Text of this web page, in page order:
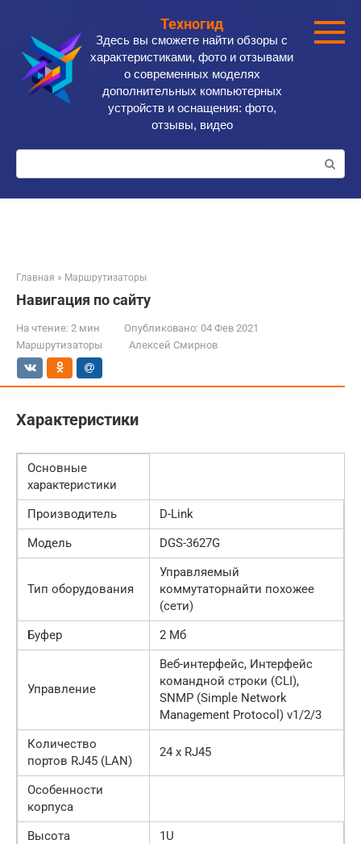
контенту
Техногид
Здесь вы сможете найти обзоры с
характеристиками, фото и отзывами
о современных моделях
дополнительных компьютерных
устройств и оснащения: фото,
отзывы, видео
Поиск:
Главная » Маршрутизаторы
Навигация по сайту
На чтение: 2 мин Опубликовано: 04 Фев 2021
Маршрутизаторы
Алексей Смирнов
Характеристики
Основные
характеристики
Производитель
D-Link
Модель
DGS-3627G
Тип оборудования
Управляемый
коммутаторнайти похожее
(сети)
Буфер
2 Мб
Управление
Веб-интерфейс, Интерфейс
командной строки (CLI),
SNMP (Simple Network
Management Protocol) v1/2/3
Количество
портов RJ45 (LAN)
24 x RJ45
Особенности
корпуса
Высота
1U